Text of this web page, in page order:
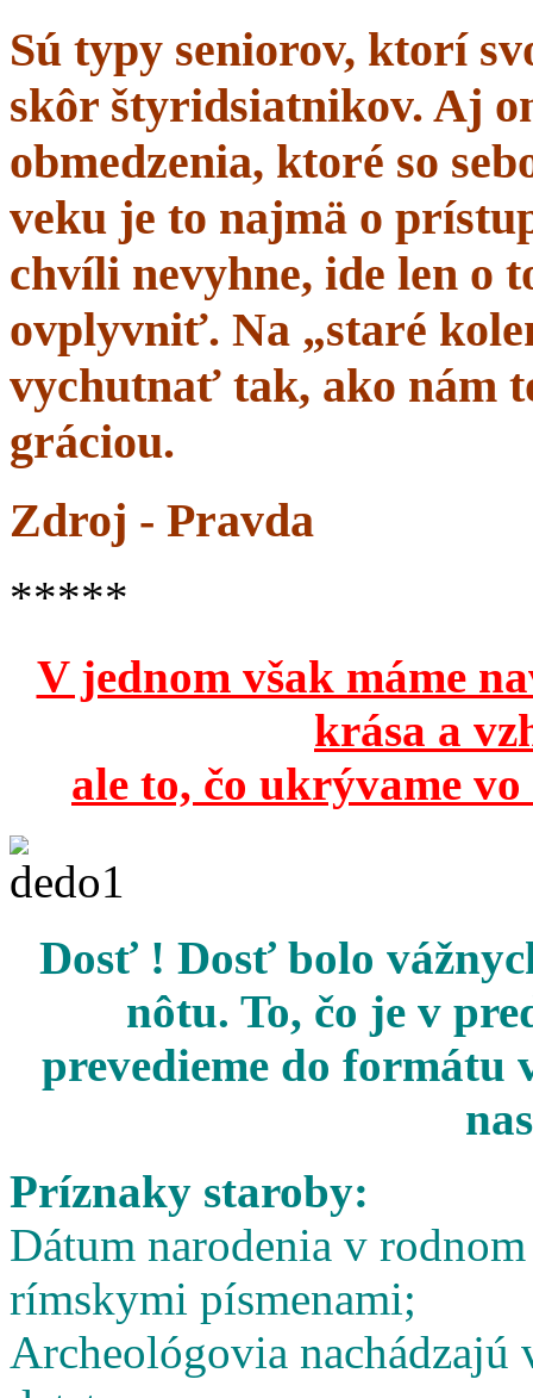
Sú typy seniorov, ktorí
skôr štyridsiatnikov. Aj
obmedzenia, ktoré so
veku je to najmä o
chvíli nevyhne, ide len o
ovplyvniť. Na „staré
vychutnať tak, ako nám
gráciou.
Zdroj - Pravda
*****
V jednom však máme
krása a
ale to, čo ukrývame
Dosť ! Dosť bolo
nôtu. To, čo je v
prevedieme do formátu
Príznaky staroby:
Dátum narodenia v
rímskymi písmenami;
Archeológovia nachádzajú